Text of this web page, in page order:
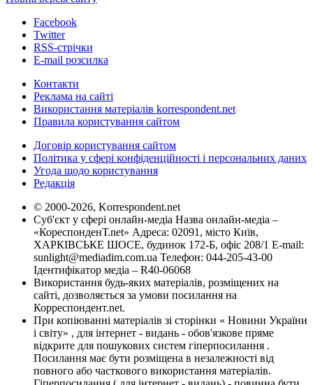
Facebook
Twitter
RSS-стрічки
E-mail розсилка
Контакти
Реклама на сайті
Використання матеріалів korrespondent.net
Правила користування сайтом
Договір користування сайтом
Політика у сфері конфіденційності і персональних даних
Угода щодо користування
Редакція
© 2000-2026, Korrespondent.net
Суб'єкт у сфері онлайн-медіа Назва онлайн-медіа –
«КореспонденТ.net» Адреса: 02091, місто Київ,
ХАРКІВСЬКЕ ШОСЕ, будинок 172-Б, офіс 208/1 E-mail:
sunlight@mediadim.com.ua Телефон: 044-205-43-00
Ідентифікатор медіа – R40-06068
Використання будь-яких матеріалів, розміщених на
сайті, дозволяється за умови посилання на
Корреспондент.net.
При копіюванні матеріалів зі сторінки « Новини України
і світу» , для інтернет - видань - обов'язкове пряме
відкрите для пошукових систем гіперпосилання .
Посилання має бути розміщена в незалежності від
повного або часткового використання матеріалів.